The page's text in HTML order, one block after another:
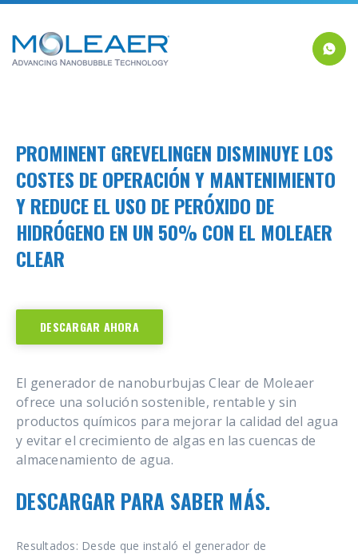
PROMINENT GREVELINGEN DISMINUYE LOS
COSTES DE OPERACIÓN Y MANTENIMIENTO
Y REDUCE EL USO DE PERÓXIDO DE
HIDRÓGENO EN UN 50% CON EL MOLEAER
CLEAR
DESCARGAR AHORA
El generador de nanoburbujas Clear de Moleaer
ofrece una solución sostenible, rentable y sin
productos químicos para mejorar la calidad del agua
y evitar el crecimiento de algas en las cuencas de
almacenamiento de agua.
DESCARGAR PARA SABER MÁS.
Resultados: Desde que instaló el generador de